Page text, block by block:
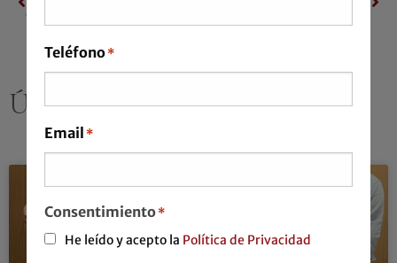
ÚLTIMAS PUBLICACIONES
Teléfono*
Email *
Consentimiento*
He leído y acepto la Política de Privacidad